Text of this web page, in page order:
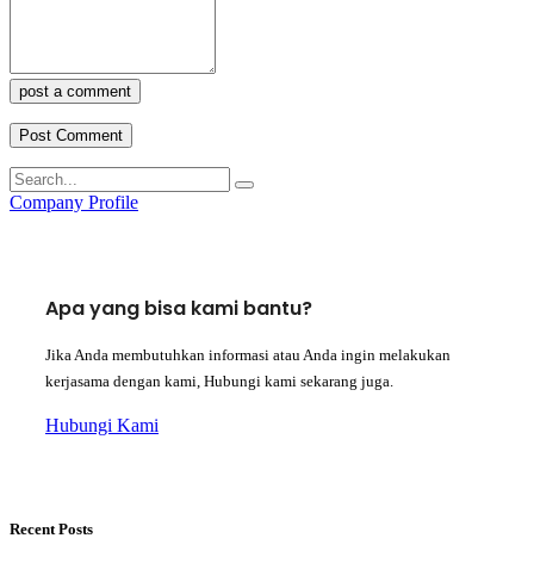
post a comment
Company Profile
Apa yang bisa kami bantu?
Jika Anda membutuhkan informasi atau Anda ingin melakukan
kerjasama dengan kami, Hubungi kami sekarang juga.
Hubungi Kami
Recent Posts